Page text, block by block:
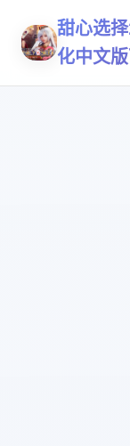
甜心选
化中文